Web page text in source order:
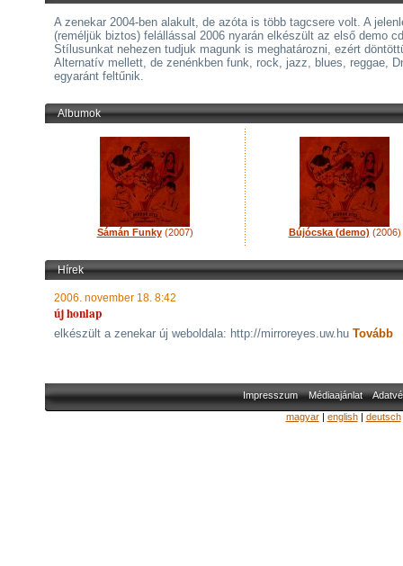
A zenekar 2004-ben alakult, de azóta is több tagcsere volt. A
(reméljük biztos) felállással 2006 nyarán elkészült az első demo
Stílusunkat nehezen tudjuk magunk is meghatározni, ezért
Alternatív mellett, de zenénkben funk, rock, jazz, blues, reggae,
egyaránt feltűnik.
Albumok
Sámán Funky(2007) Bújócska (demo) (2006)
Hírek
2006. november 18. 8:42
új honlap
elkészült a zenekar új weboldala: http://mirroreyes.uw.hu Tovább
Impresszum Médiaajánlat
magyar| english| deutsch